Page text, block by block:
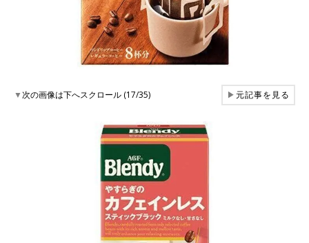
▼次の画像は下へスクロール (17/35) ▶元記事を見る